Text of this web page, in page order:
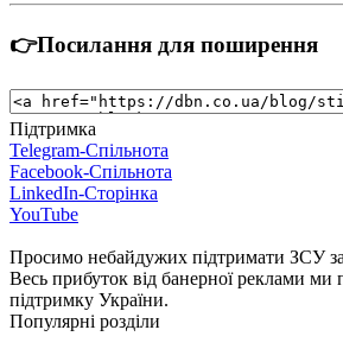
👉Посилання для поширення
Підтримка
Telegram-Спільнота
Facebook-Спільнота
LinkedIn-Сторінка
YouTube
Просимо небайдужих підтримати ЗСУ
Весь прибуток від банерної реклами ми
підтримку України.
Популярні розділи